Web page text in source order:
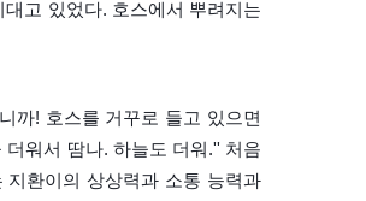
고 있었다. 호스에서 뿌려지는
까! 호스를 거꾸로 들고 있으면
워서 땀나. 하늘도 더워.'' 처음
환이의 상상력과 소통 능력과